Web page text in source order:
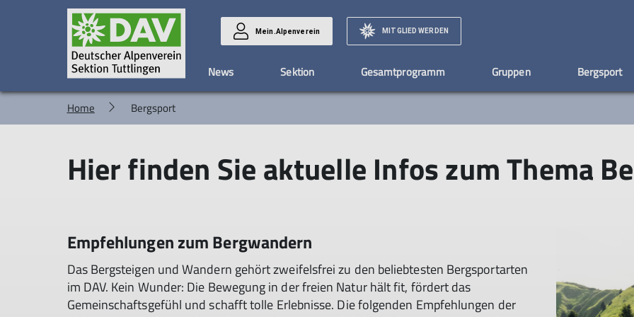
Mein.Alpenverein MITGLIED WERDEN
News Sektion
Geschäftsstelle Termine Ehrenamt
Gesamtprogramm
Kategorien
Kurse
Touren
Infos & Anmeldung
Schwierigkeiten
Tourenvorschläge aus der
Gruppen
Jugend
Jugend 1
Jugend 2
Familiengruppe
Bergsport
Bergwandern: 10 DAV-Empfehlungen Schwierigkeitsgrade von Bergwegen Mountainbiken: 10
Konzeption Preise & Infos
Kampagne #machseinfach
Bibliothek & Verleih Versicherung Mitgliedschaft
Mitgliedsbeiträge
Home Bergsport
Hier finden Sie aktuelle Infos zum Thema
Empfehlungen zum Bergwandern
Das Bergsteigen und Wandern gehört zweifelsfrei zu den beliebtesten Bergsportarten
im DAV. Kein Wunder: Die Bewegung in der freien Natur hält fit, fördert das
Gemeinschaftsgefühl und schafft tolle Erlebnisse. Die folgenden Empfehlungen der